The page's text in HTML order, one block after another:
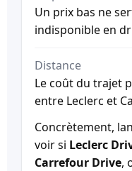
Un prix bas ne
indisponible en
Distance
Le coût du trajet
entre Leclerc et
Concrètement,
voir si Leclerc
Carrefour Drive,